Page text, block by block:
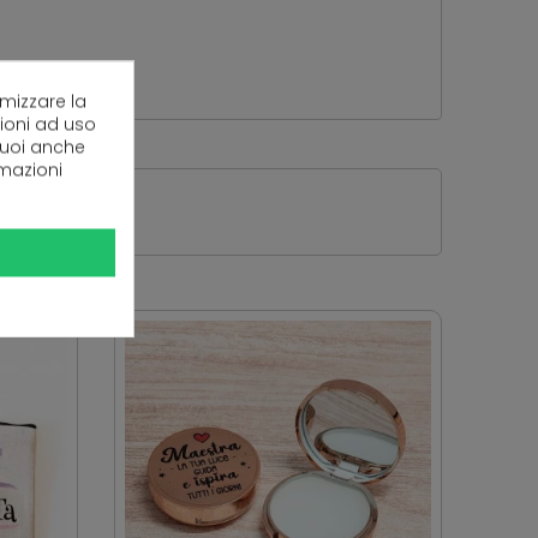
la
ad uso
anche